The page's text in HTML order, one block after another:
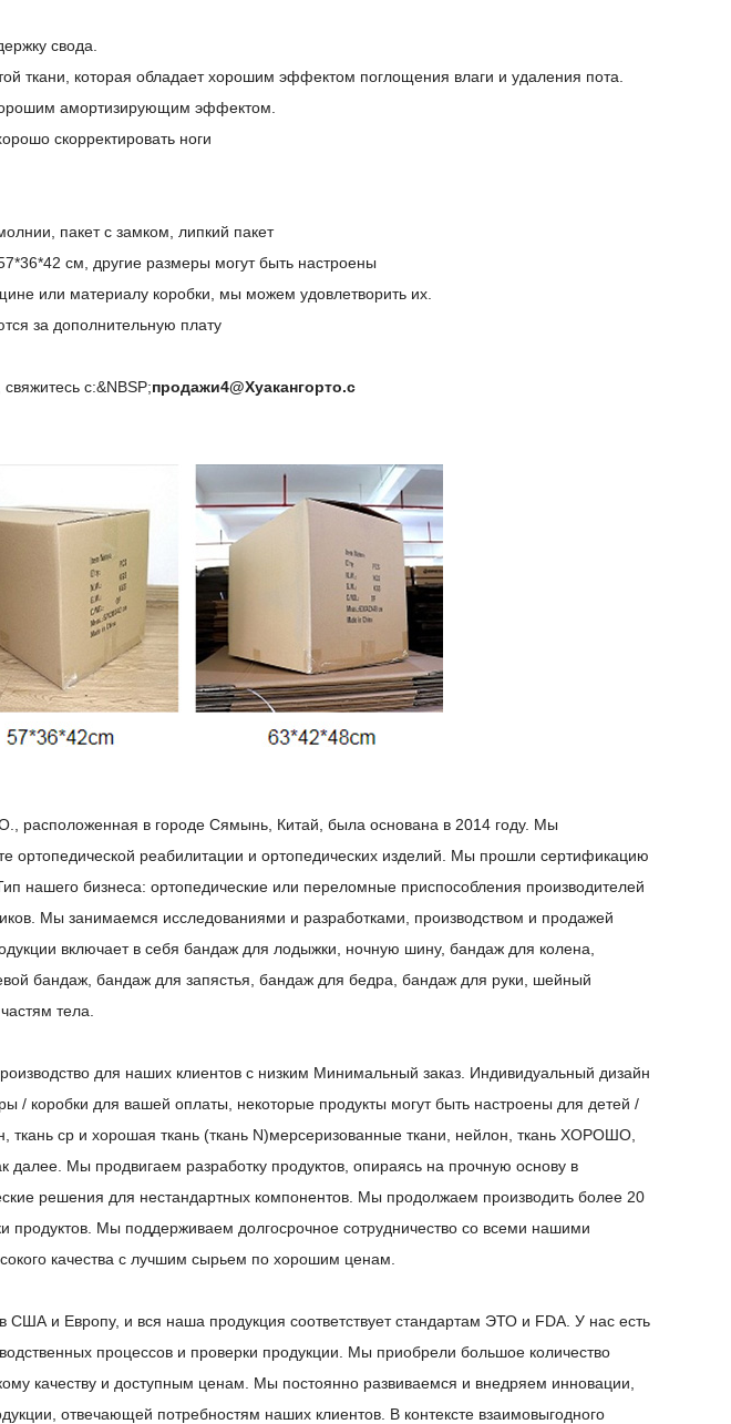
свода.
​​ткани, которая обладает хорошим эффектом поглощения влаги и удаления пота.
амортизирующим эффектом.
скорректировать ноги
пакет с замком, липкий пакет
см, другие размеры могут быть настроены
или материалу коробки, мы можем удовлетворить их.
за дополнительную плату
с:&NBSP;продажи4@Хуакангорто.с
расположенная в городе Сямынь, Китай, была основана в 2014 году. Мы
ортопедической реабилитации и ортопедических изделий. Мы прошли сертификацию
нашего бизнеса: ортопедические или переломные приспособления производителей
Мы занимаемся исследованиями и разработками, производством и продажей
включает в себя бандаж для лодыжки, ночную шину, бандаж для колена,
бандаж, бандаж для запястья, бандаж для бедра, бандаж для руки, шейный
тела.
для наших клиентов с низким Минимальный заказ. Индивидуальный дизайн
/ коробки для вашей оплаты, некоторые продукты могут быть настроены для детей /
ткань ср и хорошая ткань (ткань N)мерсеризованные ткани, нейлон, ткань ХОРОШО,
Мы продвигаем разработку продуктов, опираясь на прочную основу в
решения для нестандартных компонентов. Мы продолжаем производить более 20
продуктов. Мы поддерживаем долгосрочное сотрудничество со всеми нашими
качества с лучшим сырьем по хорошим ценам.
США и Европу, и вся наша продукция соответствует стандартам ЭТО и FDA. У нас есть
процессов и проверки продукции. Мы приобрели большое количество
качеству и доступным ценам. Мы постоянно развиваемся и внедряем инновации,
отвечающей потребностям наших клиентов. В контексте взаимовыгодного